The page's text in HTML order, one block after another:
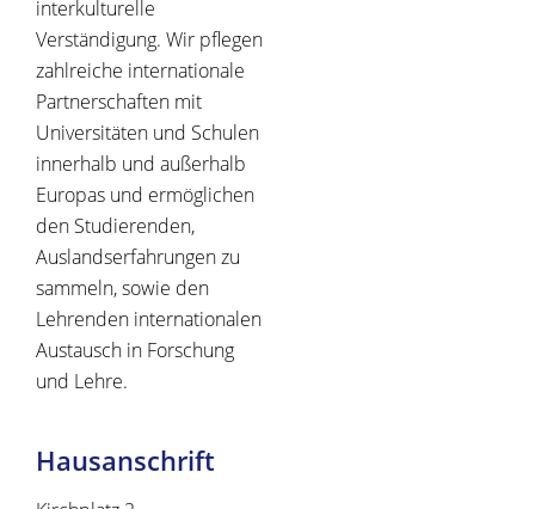
interkulturelle
Verständigung. Wir pflegen
zahlreiche internationale
Partnerschaften mit
Universitäten und Schulen
innerhalb und außerhalb
Europas und ermöglichen
den Studierenden,
Auslandserfahrungen zu
sammeln, sowie den
Lehrenden internationalen
Austausch in Forschung
und Lehre.
Hausanschrift